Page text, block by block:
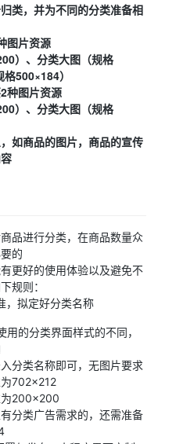
类，并为不同的分类准备相
图片资源
）、分类大图（规格
500×184）
种图片资源
）、分类大图（规格
如商品的图片，商品的宣传
品进行分类，在商品数量众
的
更好的使用体验以及避免不
规则：
，拟定好分类名称
的分类界面样式的不同，
分类名称即可，无图片要求
702×212
为200×200
分类广告需求的，还需准备